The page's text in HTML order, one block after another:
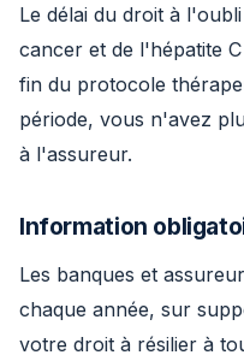
Le délai du droit à
cancer et de l'hépatite
fin du protocole
période, vous n'avez
à l'assureur.
Information
Les banques et
chaque année, sur
votre droit à résilier à